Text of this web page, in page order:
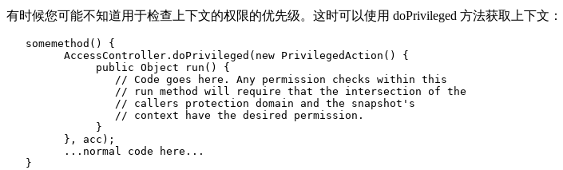
有时候您可能不知道用于检查上下文的权限的优先级。这时可以使用 doPrivileged 方法获取上下文：
   somemethod() {
         AccessController.doPrivileged(new PrivilegedAction() {
              public Object run() {
                 // Code goes here. Any permission checks within this
                 // run method will require that the intersection of the
                 // callers protection domain and the snapshot's
                 // context have the desired permission.
              }
         }, acc);
         ...normal code here...
   }